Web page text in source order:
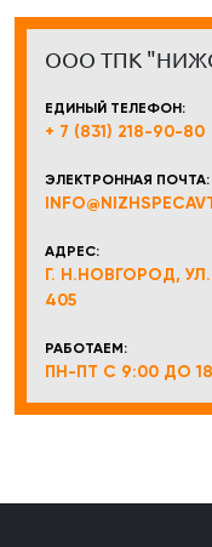
ООО ТПК
ЕДИНЫЙ ТЕЛЕФОН:
+ 7 (831) 218-90-80
ЭЛЕКТРОННАЯ ПОЧТА:
АДРЕС:
Г. Н.НОВГОРОД,
405
РАБОТАЕМ:
ПН-ПТ С 9:00 ДО